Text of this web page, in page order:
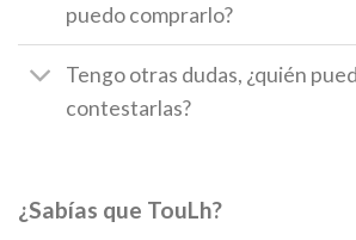
puedo comprarlo?
Tengo otras dudas, ¿quién
contestarlas?
¿Sabías que TouLh?